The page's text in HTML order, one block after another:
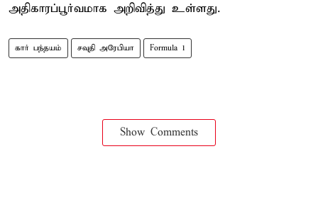
அதிகாரப்பூர்வமாக அறிவித்து உள்ளது.
கார் பந்தயம் சவுதி அரேபியா Formula 1
Show Comments